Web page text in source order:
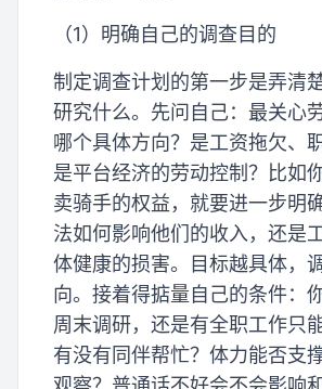
（1）明确自己的调查目的
制定调查计划的第一步是弄清
研究什么。先问自己：最关心
哪个具体方向？是工资拖欠、
是平台经济的劳动控制？比如
卖骑手的权益，就要进一步明
法如何影响他们的收入，还是
体健康的损害。目标越具体，
向。接着得掂量自己的条件：
周末调研，还是有全职工作只
有没有同伴帮忙？体力能否支